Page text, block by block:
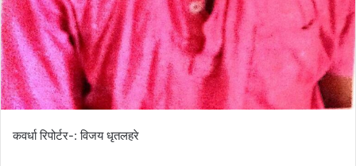
कवर्धा रिपोर्टर-: विजय धृतलहरे